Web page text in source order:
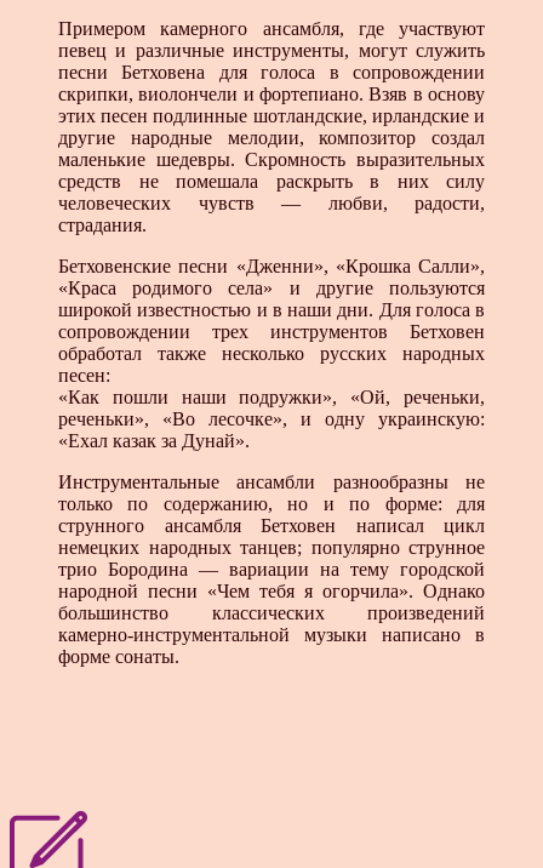
Примером камерного ансамбля, где участвуют
певец и различные инструменты, могут служить
песни Бетховена для голоса в сопровождении
скрипки, виолончели и фортепиано. Взяв в основу
этих песен подлинные шотландские, ирландские и
другие народные мелодии, композитор создал
маленькие шедевры. Скромность выразительных
средств не помешала раскрыть в них силу
человеческих чувств — любви, радости,
страдания.
Бетховенские песни «Дженни», «Крошка Салли»,
«Краса родимого села» и другие пользуются
широкой известностью и в наши дни. Для голоса в
сопровождении трех инструментов Бетховен
обработал также несколько русских народных
песен:
«Как пошли наши подружки», «Ой, реченьки,
реченьки», «Во лесочке», и одну украинскую:
«Ехал казак за Дунай».
Инструментальные ансамбли разнообразны не
только по содержанию, но и по форме: для
струнного ансамбля Бетховен написал цикл
немецких народных танцев; популярно струнное
трио Бородина — вариации на тему городской
народной песни «Чем тебя я огорчила». Однако
большинство классических произведений
камерно-инструментальной музыки написано в
форме сонаты.